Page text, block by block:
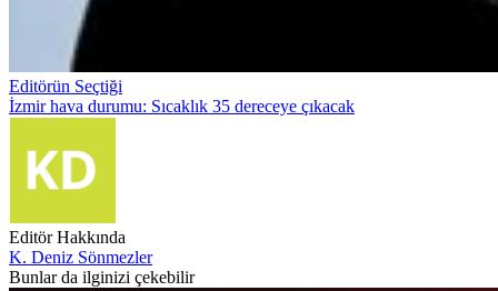
Editörün Seçtiği
İzmir hava durumu: Sıcaklık 35 dereceye çıkacak
Editör Hakkında
K. Deniz Sönmezler
Bunlar da ilginizi çekebilir